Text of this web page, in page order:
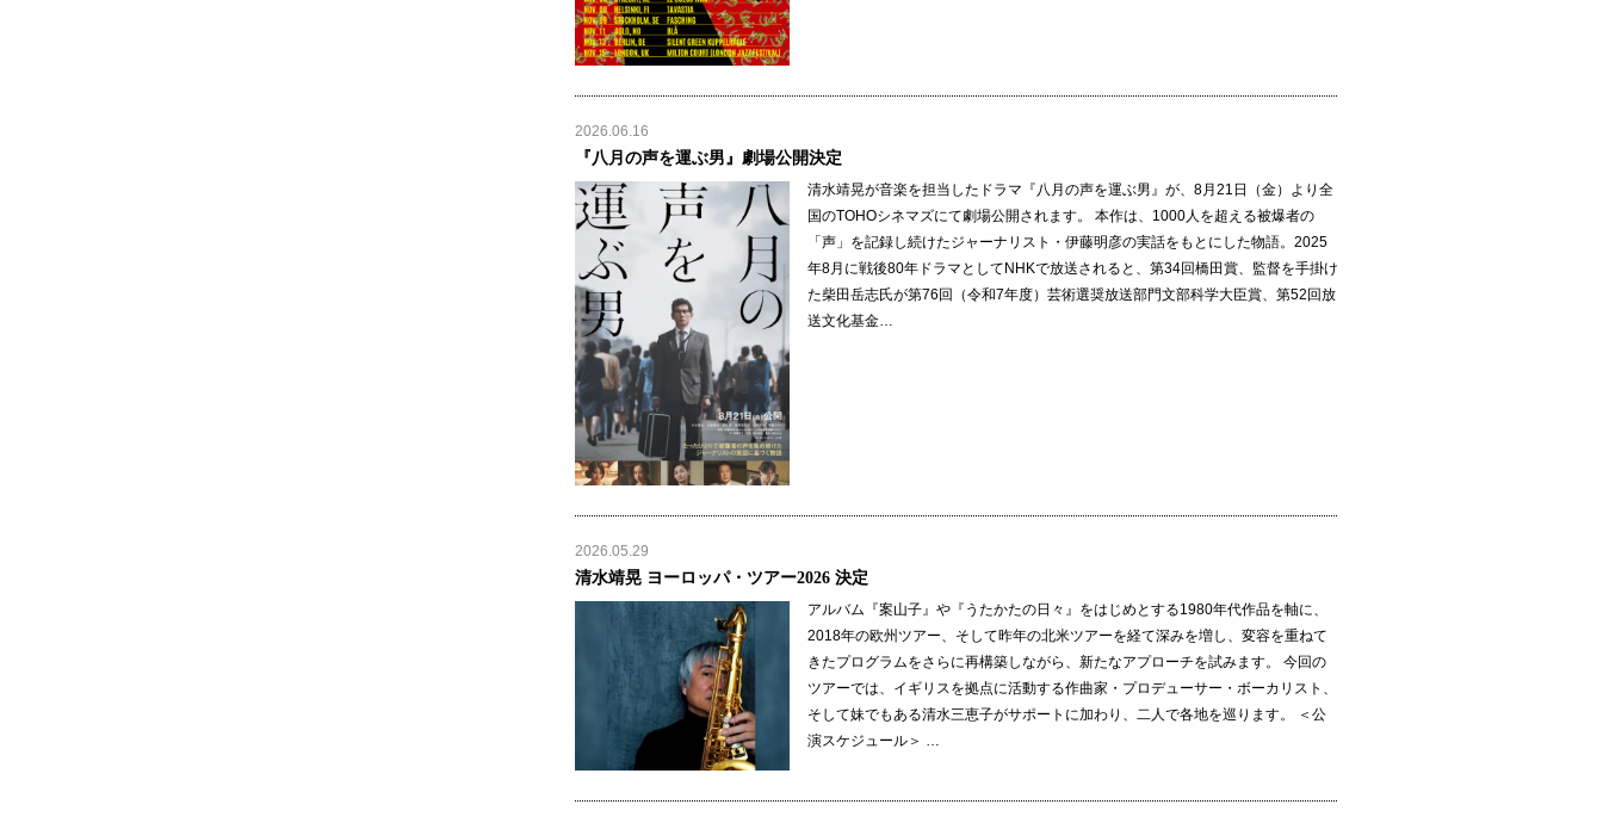
2026.06.16
『八月の声を運ぶ男』劇場公開決定
清水靖晃が音楽を担当したドラマ『八月の声を運ぶ男』が、8月21日（金）より全
国のTOHOシネマズにて劇場公開されます。 本作は、1000人を超える被爆者の
「声」を記録し続けたジャーナリスト・伊藤明彦の実話をもとにした物語。2025
年8月に戦後80年ドラマとしてNHKで放送されると、第34回橋田賞、監督を手掛け
た柴田岳志氏が第76回（令和7年度）芸術選奨放送部門文部科学大臣賞、第52回放
送文化基金…
2026.05.29
清水靖晃 ヨーロッパ・ツアー2026 決定
アルバム『案山子』や『うたかたの日々』をはじめとする1980年代作品を軸に、
2018年の欧州ツアー、そして昨年の北米ツアーを経て深みを増し、変容を重ねて
きたプログラムをさらに再構築しながら、新たなアプローチを試みます。 今回の
ツアーでは、イギリスを拠点に活動する作曲家・プロデューサー・ボーカリスト、
そして妹でもある清水三恵子がサポートに加わり、二人で各地を巡ります。 ＜公
演スケジュール＞ …